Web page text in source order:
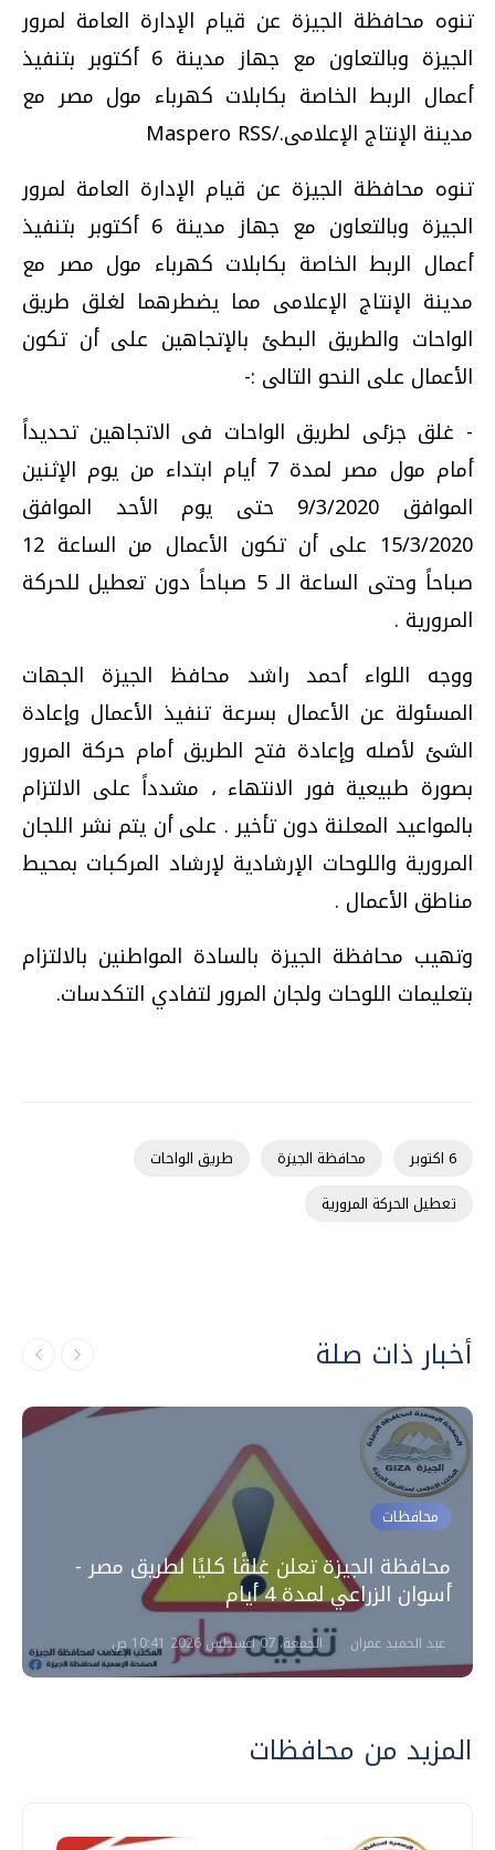
تنوه محافظة الجيزة عن قيام الإدارة العامة لمرور
الجيزة وبالتعاون مع جهاز مدينة 6 أكتوبر بتنفيذ
أعمال الربط الخاصة بكابلات كهرباء مول مصر مع
مدينة الإنتاج الإعلامى./Maspero RSS
تنوه محافظة الجيزة عن قيام الإدارة العامة لمرور
الجيزة وبالتعاون مع جهاز مدينة 6 أكتوبر بتنفيذ
أعمال الربط الخاصة بكابلات كهرباء مول مصر مع
مدينة الإنتاج الإعلامى مما يضطرهما لغلق طريق
الواحات والطريق البطئ بالإتجاهين على أن تكون
الأعمال على النحو التالى :-
- غلق جزئى لطريق الواحات فى الاتجاهين تحديداً
أمام مول مصر لمدة 7 أيام ابتداء من يوم الإثنين
الموافق 9/3/2020 حتى يوم الأحد الموافق
15/3/2020 على أن تكون الأعمال من الساعة 12
صباحاً وحتى الساعة الـ 5 صباحاً دون تعطيل للحركة
المرورية .
ووجه اللواء أحمد راشد محافظ الجيزة الجهات
المسئولة عن الأعمال بسرعة تنفيذ الأعمال وإعادة
الشئ لأصله وإعادة فتح الطريق أمام حركة المرور
بصورة طبيعية فور الانتهاء ، مشدداً على الالتزام
بالمواعيد المعلنة دون تأخير . على أن يتم نشر اللجان
المرورية واللوحات الإرشادية لإرشاد المركبات بمحيط
مناطق الأعمال .
وتهيب محافظة الجيزة بالسادة المواطنين بالالتزام
بتعليمات اللوحات ولجان المرور لتفادي التكدسات.
6 اكتوبر محافظة الجيزة
طريق الواحات
تعطيل الحركة المرورية
أخبار ذات صلة
محافظات
محافظة الجيزة تعلن غلقًا كليًا لطريق مصر -
أسوان الزراعي لمدة 4 أيام
عبد الحميد عمران الجمعة، 07 اغسطس 2026 10:41 ص
المزيد من محافظات